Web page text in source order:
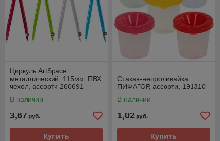
Циркуль ArtSpace
металлический, 115мм, ПВХ
чехол, ассорти 260691
В наличии
3,67 руб.
Купить
Стакан-непроливайка
ПИФАГОР, ассорти, 191310
В наличии
1,02 руб.
Купить